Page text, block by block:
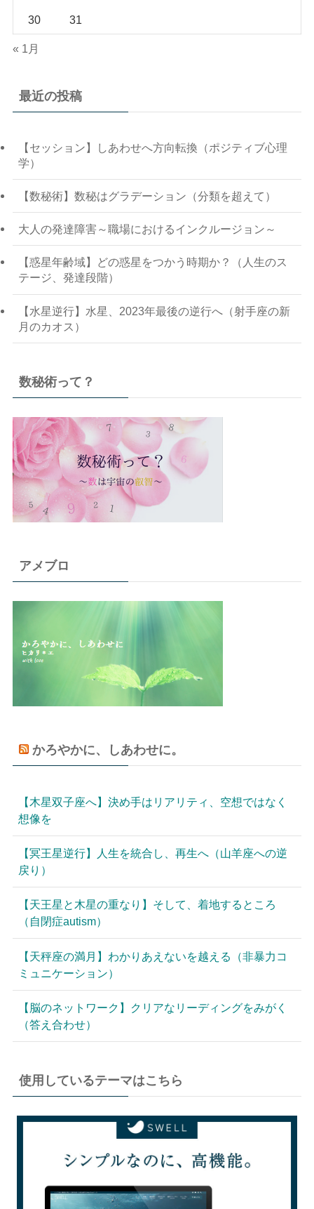
30 31
« 1月
最近の投稿
【セッション】しあわせへ方向転換（ポジティブ心理
学）
【数秘術】数秘はグラデーション（分類を超えて）
大人の発達障害～職場におけるインクルージョン～
【惑星年齢域】どの惑星をつかう時期か？（人生のス
テージ、発達段階）
【水星逆行】水星、2023年最後の逆行へ（射手座の新
月のカオス）
数秘術って？
アメブロ
かろやかに、しあわせに。
【木星双子座へ】決め手はリアリティ、空想ではなく
想像を
【冥王星逆行】人生を統合し、再生へ（山羊座への逆
戻り）
【天王星と木星の重なり】そして、着地するところ
（自閉症autism）
【天秤座の満月】わかりあえないを越える（非暴力コ
ミュニケーション）
【脳のネットワーク】クリアなリーディングをみがく
（答え合わせ）
使用しているテーマはこちら